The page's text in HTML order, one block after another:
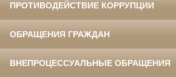
ПРОТИВОДЕЙСТВИЕ КОРРУПЦИИ
ОБРАЩЕНИЯ ГРАЖДАН
ВНЕПРОЦЕССУАЛЬНЫЕ ОБРАЩЕНИЯ